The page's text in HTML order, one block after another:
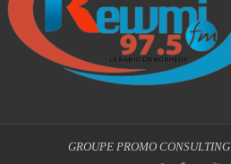
GROUPE PROMO CONSULTING